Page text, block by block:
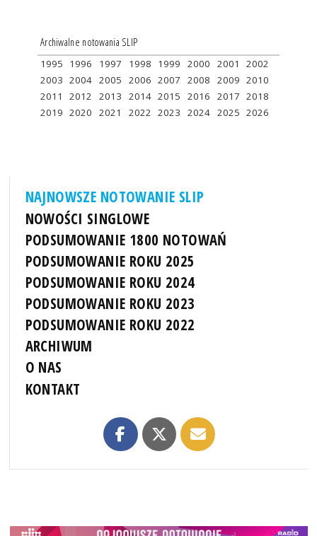
Archiwalne notowania SLIP
1995 1996 1997 1998 1999 2000 2001
2002
2003 2004 2005 2006 2007 2008 2009 2010
2011
2012 2013 2014 2015 2016 2017 2018
2019 2020 2021 2022 2023 2024 2025 2026
NAJNOWSZE NOTOWANIE SLIP
NOWOŚCI SINGLOWE
PODSUMOWANIE 1800 NOTOWAŃ
PODSUMOWANIE ROKU 2025
PODSUMOWANIE ROKU 2024
PODSUMOWANIE ROKU 2023
PODSUMOWANIE ROKU 2022
ARCHIWUM
O NAS
KONTAKT